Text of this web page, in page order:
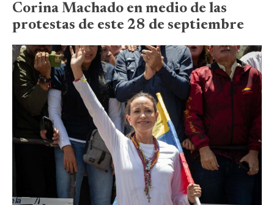
Corina Machado en medio de las
protestas de este 28 de septiembre